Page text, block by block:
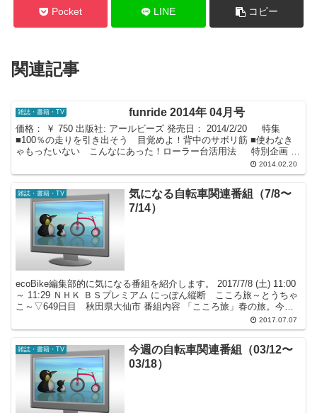
Pocket LINE コピー
関連記事
雑誌・書籍・TV funride 2014年 04月号
価格： ￥ 750 出版社: アールビーズ 発売日： 2014/2/20 特集
■100％の走りを引き出そう 目覚めよ！背中のサボリ筋 ■使わなき
ゃもったいない こんなにあった！ローラー台活用法 特別企画 ■
2014.02.20
雑誌・書籍・TV
気になる自転車関連番組（7/8〜
7/14）
ecoBike編集部的に気になる番組を紹介します。 2017/7/8 (土) 11:00
～ 11:29 ＮＨＫ ＢＳプレミアム にっぽん縦断 こころ旅～とうちゃ
こ～▽649日目 秋田県大仙市 番組内容 「こころ旅」春の旅。今週
2017.07.07
雑誌・書籍・TV
今週の自転車関連番組（03/12〜
03/18）